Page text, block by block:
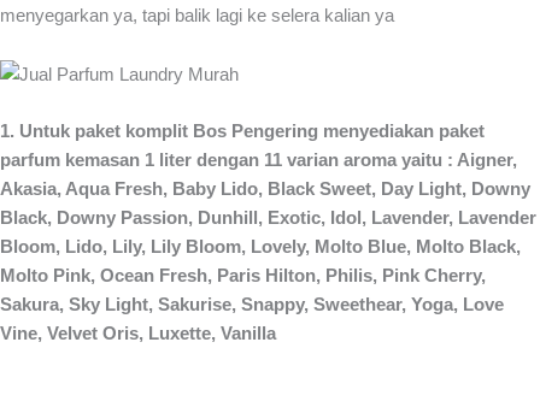
menyegarkan ya, tapi balik lagi ke selera kalian ya
1. Untuk paket komplit Bos Pengering menyediakan paket
parfum kemasan 1 liter dengan 11 varian aroma yaitu : Aigner,
Akasia, Aqua Fresh, Baby Lido, Black Sweet, Day Light, Downy
Black, Downy Passion, Dunhill, Exotic, Idol, Lavender, Lavender
Bloom, Lido, Lily, Lily Bloom, Lovely, Molto Blue, Molto Black,
Molto Pink, Ocean Fresh, Paris Hilton, Philis, Pink Cherry,
Sakura, Sky Light, Sakurise, Snappy, Sweethear, Yoga, Love
Vine, Velvet Oris, Luxette, Vanilla